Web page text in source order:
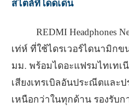
สไตล์ที่โดดเด่น
REDMI Headphones
เท่ห์ ที่ใช้ไดรเวอร์ไดนามิก
มม. พร้อมไดอะแฟรมไทเทเ
เสียงเทรเบิลอันประณีตและ
เหนือกว่าในทุกด้าน รองรับก